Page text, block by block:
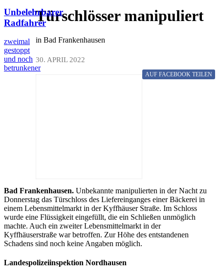
Unbelehrbarer
Radfahrer
zweimal
gestoppt
und noch
betrunkener
Türschlösser manipuliert
in Bad Frankenhausen
30. APRIL 2022
AUF FACEBOOK TEILEN
Bad Frankenhausen. Unbekannte manipulierten in der Nacht zu
Donnerstag das Türschloss des Liefereinganges einer Bäckerei in
einem Lebensmittelmarkt in der Kyffhäuser Straße. Im Schloss
wurde eine Flüssigkeit eingefüllt, die ein Schließen unmöglich
machte. Auch ein zweiter Lebensmittelmarkt in der
Kyffhäuserstraße war betroffen. Zur Höhe des entstandenen
Schadens sind noch keine Angaben möglich.
Landespolizeiinspektion Nordhausen